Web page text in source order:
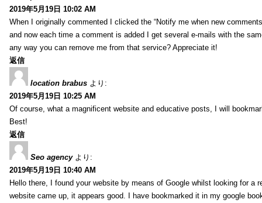
2019年5月19日 10:02 AM
When I originally commented I clicked the “Notify me when new
and now each time a comment is added I get several e-mails with the
any way you can remove me from that service? Appreciate it!
返信
location brabus より:
2019年5月19日 10:25 AM
Of course, what a magnificent website and educative posts, I will
Best!
返信
Seo agency より:
2019年5月19日 10:40 AM
Hello there, I found your website by means of Google whilst looking for a
website came up, it appears good. I have bookmarked it in my google